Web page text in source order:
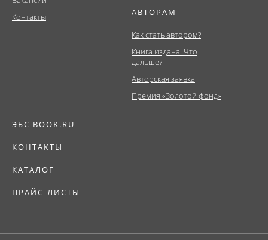
Контакты
АВТОРАМ
Как стать автором?
Книга издана. Что
дальше?
Авторская заявка
Премия «Золотой фонд»
ЭБС BOOK.RU
КОНТАКТЫ
КАТАЛОГ
ПРАЙС-ЛИСТЫ